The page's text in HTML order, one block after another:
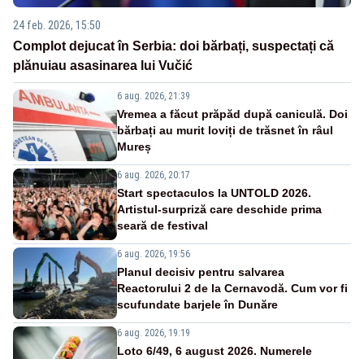
24 feb. 2026, 15:50
Complot dejucat în Serbia: doi bărbați, suspectați că
plănuiau asasinarea lui Vučić
6 aug. 2026, 21:39
Vremea a făcut prăpăd după caniculă. Doi
bărbați au murit loviți de trăsnet în râul
Mureș
6 aug. 2026, 20:17
Start spectaculos la UNTOLD 2026.
Artistul-surpriză care deschide prima
seară de festival
6 aug. 2026, 19:56
Planul decisiv pentru salvarea
Reactorului 2 de la Cernavodă. Cum vor fi
scufundate barjele în Dunăre
6 aug. 2026, 19:19
Loto 6/49, 6 august 2026. Numerele